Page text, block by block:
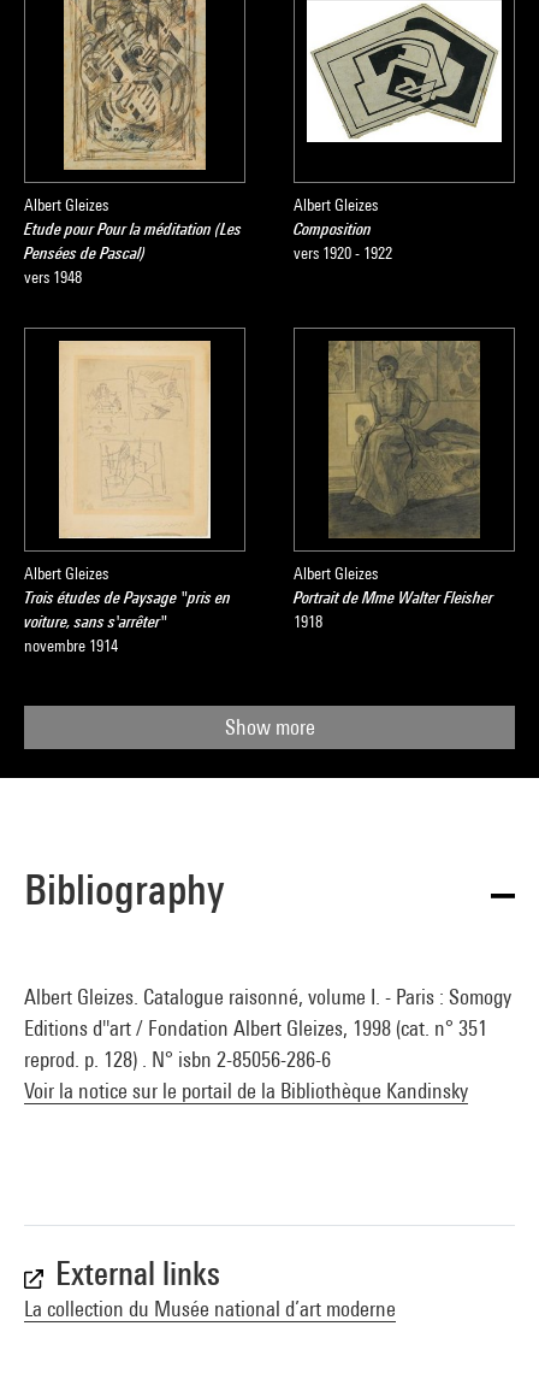
Albert Gleizes
Etude pour Pour la méditation (Les
Pensées de Pascal)
vers 1948
Albert Gleizes
Composition
vers 1920 - 1922
Albert Gleizes
Trois études de Paysage "pris en
voiture, sans s'arrêter"
novembre 1914
Albert Gleizes
Portrait de Mme Walter Fleisher
1918
Show more
Bibliography
Albert Gleizes. Catalogue raisonné, volume I. - Paris : Somogy
Editions d''art / Fondation Albert Gleizes, 1998 (cat. n° 351
reprod. p. 128) . N° isbn 2-85056-286-6
Voir la notice sur le portail de la Bibliothèque Kandinsky
External links
La collection du Musée national d’art moderne